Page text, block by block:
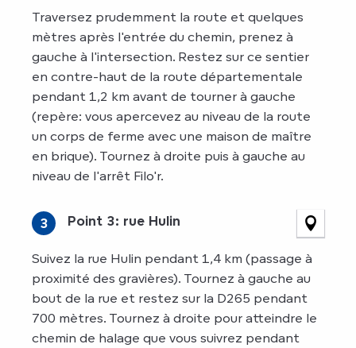
Traversez prudemment la route et quelques
mètres après l'entrée du chemin, prenez à
gauche à l'intersection. Restez sur ce sentier
en contre-haut de la route départementale
pendant 1,2 km avant de tourner à gauche
(repère: vous apercevez au niveau de la route
un corps de ferme avec une maison de maître
en brique). Tournez à droite puis à gauche au
niveau de l'arrêt Filo'r.
3 Point 3: rue Hulin
Suivez la rue Hulin pendant 1,4 km (passage à
proximité des gravières). Tournez à gauche au
bout de la rue et restez sur la D265 pendant
700 mètres. Tournez à droite pour atteindre le
chemin de halage que vous suivrez pendant